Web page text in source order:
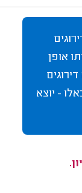
אופן
- יוצא